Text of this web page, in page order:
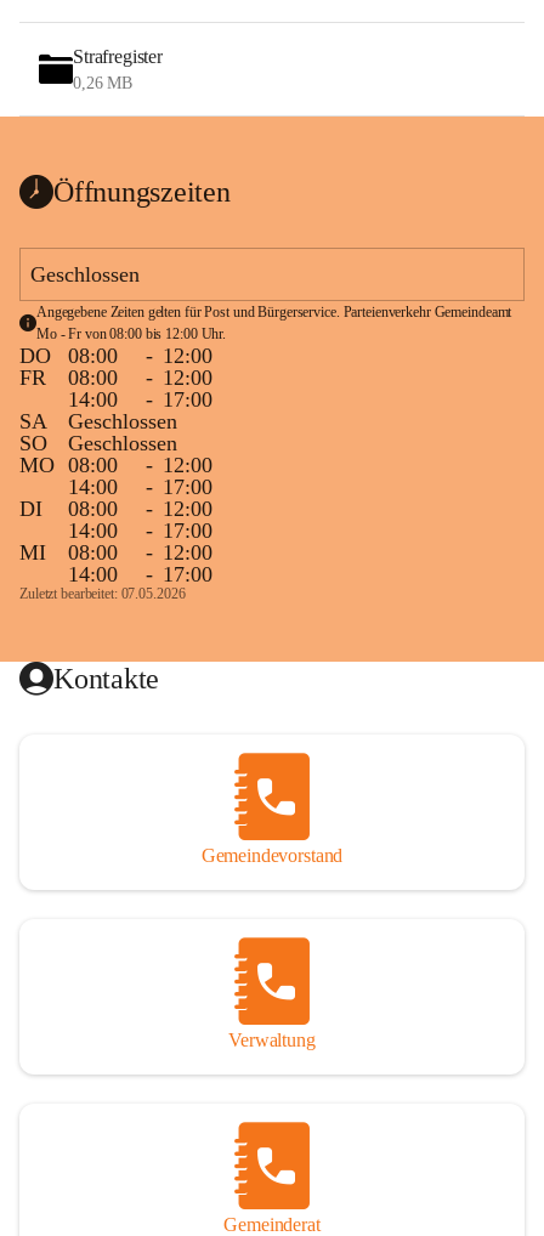
Strafregister
0,26 MB
Öffnungszeiten
Geschlossen
Angegebene Zeiten gelten für Post und Bürgerservice. Parteienverkehr Gemeindeamt
Mo - Fr von 08:00 bis 12:00 Uhr.
DO 08:00 - 12:00
FR
08:00 - 12:00
14:00
- 17:00
SA
Geschlossen
SO
Geschlossen
MO 08:00 - 12:00
14:00
- 17:00
DI
08:00 - 12:00
14:00
- 17:00
MI
08:00 - 12:00
14:00
- 17:00
Zuletzt bearbeitet: 07.05.2026
Kontakte
Gemeindevorstand
Verwaltung
Gemeinderat